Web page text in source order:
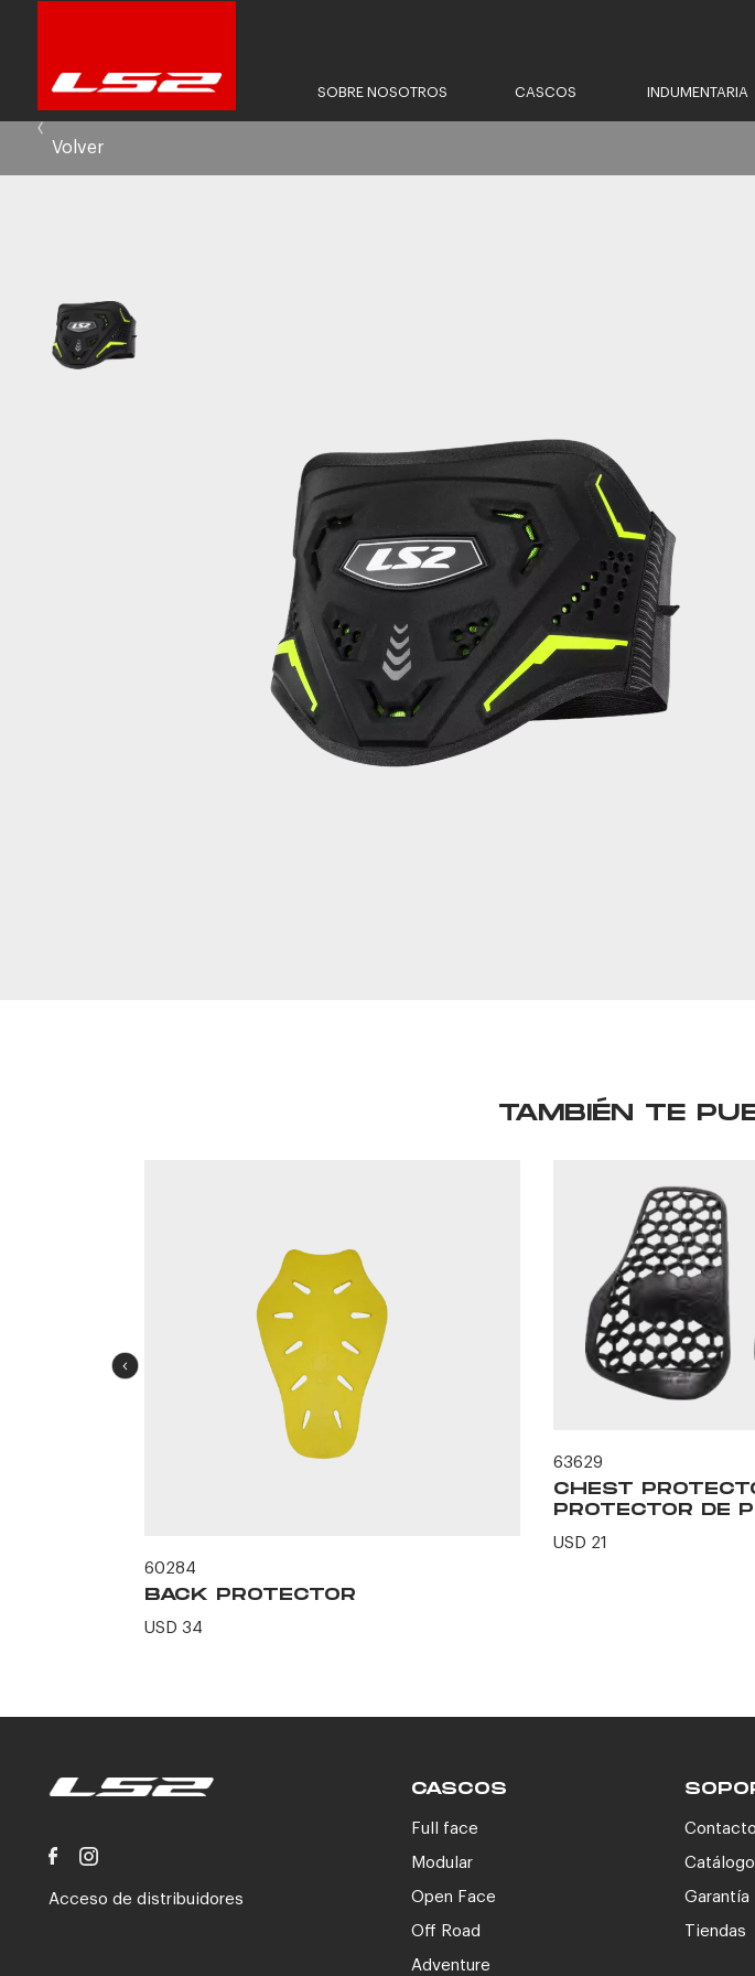
SOBRE NOSOTROS CASCOS INDUMENTARIA
Volver
TAMBIÉN TE
60284
BACK PROTECTOR
USD 34
63629
CHEST
PROTECTOR DE
USD 21
Acceso de distribuidores
CASCOS
Full face
Modular
Open Face
Off Road
Adventure
Contacto
Garantía
Tiendas